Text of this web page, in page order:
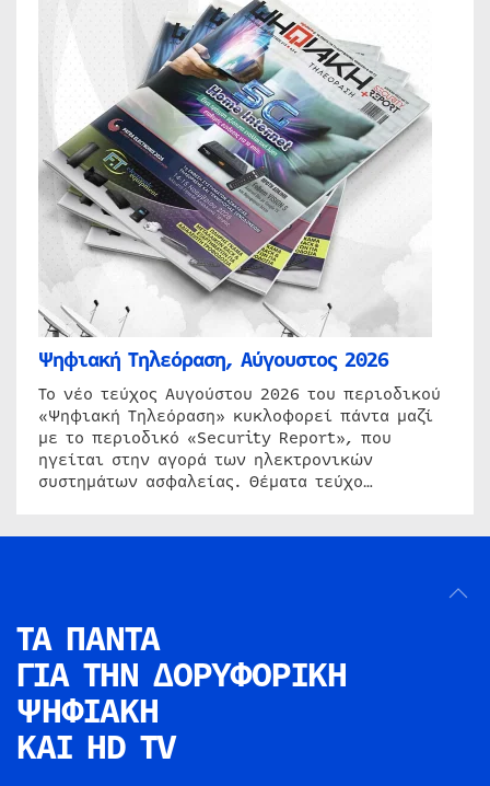
Ψηφιακή Τηλεόραση, Αύγουστος 2026
Το νέο τεύχος Αυγούστου 2026 του περιοδικού
«Ψηφιακή Τηλεόραση» κυκλοφορεί πάντα μαζί
με το περιοδικό «Security Report», που
ηγείται στην αγορά των ηλεκτρονικών
συστημάτων ασφαλείας. Θέματα τεύχο…
ΤΑ ΠΑΝΤΑ
ΓΙΑ ΤΗΝ ΔΟΡΥΦΟΡΙΚΗ
ΨΗΦΙΑΚΗ
ΚΑΙ HD TV